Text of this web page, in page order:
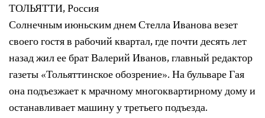
ТОЛЬЯТТИ, Россия
Солнечным июньским днем Стелла Иванова везет
своего гостя в рабочий квартал, где почти десять лет
назад жил ее брат Валерий Иванов, главный редактор
газеты «Тольяттинское обозрение». На бульваре Гая
она подъезжает к мрачному многоквартирному дому и
останавливает машину у третьего подъезда.